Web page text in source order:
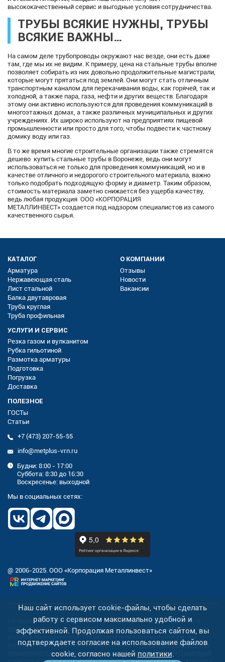
высококачественный сервис и выгодные условия сотрудничества.
ТРУБЫ ВСЯКИЕ НУЖНЫ, ТРУБЫ
ВСЯКИЕ ВАЖНЫ…
На самом деле трубопроводы окружают нас везде, они есть даже
там, где мы их не видим. К примеру, цена на стальные трубы вполне
позволяет собирать из них довольно продолжительные магистрали,
которые могут прятаться под землей. Они могут стать отличным
транспортным каналом для перекачивания воды, как горячей, так и
холодной, а также пара, газа, нефти и других веществ. Благодаря
этому они активно используются для проведения коммуникаций в
многоэтажных домах, а также различных муниципальных и других
учреждениях. Их широко используют на предприятиях пищевой
промышленности или просто для того, чтобы подвести к частному
домику воду или газ.
В то же время многие строительные организации также стремятся
дешево купить стальные трубы в Воронеже, ведь они могут
использоваться не только для проведения коммуникаций, но и в
качестве отличного и недорогого строительного материала, важно
только подобрать подходящую форму и диаметр. Таким образом,
стоимость материала заметно снижается без ущерба качеству,
ведь любая продукция ООО «КОРПОРАЦИЯ
МЕТАЛЛИНВЕСТ» создается под надзором специалистов из самого
качественного сырья.
КАТАЛОГ
Арматура
Нержавеющая сталь
Лист стальной
Балка двутавровая
Труба круглая
Труба профильная
О КОМПАНИИ
Отзывы
Новости
Вакансии
УСЛУГИ И СЕРВИС
Резка газом и вулканитом
Рубка гильотиной
Размотка арматуры
Подготовка
Погрузка
Доставка
ПОЛЕЗНОЕ
ГОСТы
Статьи
+7 (473) 207-55-55
info@metplus-vrn.ru
Будни: 8:00 - 17:00
Суббота: 8:30 до 16:30
Воскресенье: выходной
Мы в социальных сетях:
@ 2006-2025. ООО «Корпорация Металлинвест»
На нашем сайте осуществляется сбор персональных данных и
cookiesдля улучшения работы сайта, персонализации контента и
анализа посещаемости. Продолжая пользоваться сайтом, вы
соглашаетесь с использованием cookies иправилами применения
рекомендательных технологийв соответствии с нашей
Наш сайт использует cookie-файлы, чтобы сделать
работу с сервисом максимально удобной и
эффективной. Продолжая пользоваться сайтом, вы
подтверждаете согласие на использование файлов
cookie, согласно нашей политики.